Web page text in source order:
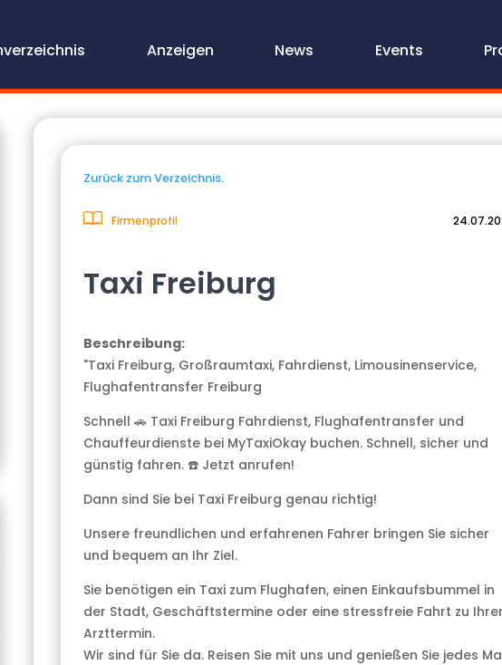
Anzeigen News Events
Zurück zum Verzeichnis.
Firmenprofil
Taxi Freiburg
Beschreibung:
"Taxi Freiburg, Großraumtaxi, Fahrdienst, Limousinenservice,
Flughafentransfer Freiburg
Schnell 🚗 Taxi Freiburg Fahrdienst, Flughafentransfer und
Chauffeurdienste bei MyTaxiOkay buchen. Schnell, sicher und
günstig fahren. ☎️ Jetzt anrufen!
Dann sind Sie bei Taxi Freiburg genau richtig!
Unsere freundlichen und erfahrenen Fahrer bringen Sie sicher
und bequem an Ihr Ziel.
Sie benötigen ein Taxi zum Flughafen, einen Einkaufsbummel in
der Stadt, Geschäftstermine oder eine stressfreie Fahrt zu
Arzttermin.
Wir sind für Sie da. Reisen Sie mit uns und genießen Sie jedes